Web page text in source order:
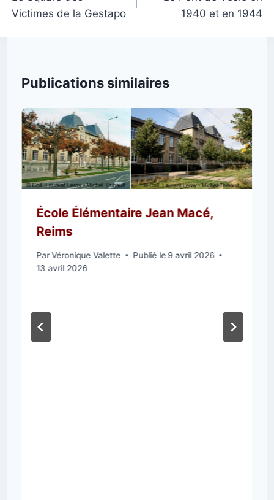
l’article
Victimes de la Gestapo
1940 et en 1944
Publications similaires
École Élémentaire Jean Macé,
Reims
ParVéronique Valette Publié le 9 avril 2026
13 avril 2026